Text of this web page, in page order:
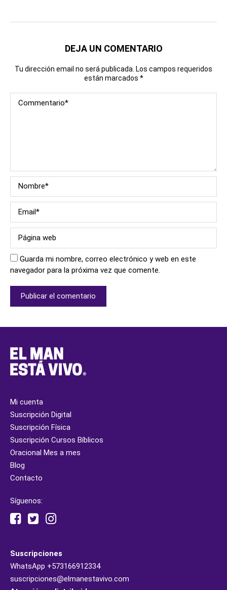
DEJA UN COMENTARIO
Tu dirección email no será publicada. Los campos requeridos
están marcados *
Guarda mi nombre, correo electrónico y web en este
navegador para la próxima vez que comente.
Mi cuenta
Suscripción Digital
Suscripción Física
Suscripción Cursos Bíblicos
Oracional Mes a mes
Blog
Contacto
Síguenos:
Suscripciones
WhatsApp +573166912334
suscripciones@elmanestavivo.com